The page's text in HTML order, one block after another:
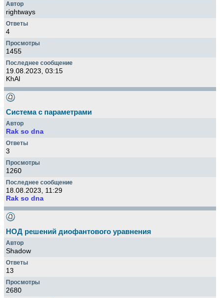
rightways
4
1455
19.08.2023, 03:15
KhAl
Система с параметрами
Rak so dna
3
1260
18.08.2023, 11:29
Rak so dna
НОД решений диофантового уравнения
Shadow
13
2680